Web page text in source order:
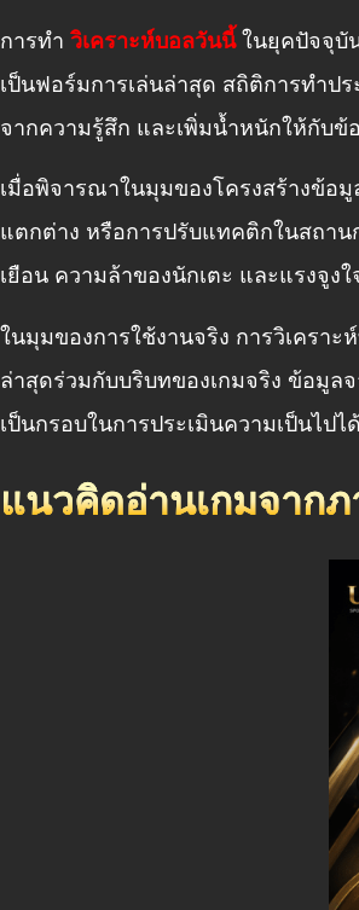
การทำ วิเคราะห์บอลวันนี้ในยุคปัจจุบั
เป็นฟอร์มการเล่นล่าสุด สถิติการทำ
จากความรู้สึก และเพิ่มน้ำหนักให้กับข้
เมื่อพิจารณาในมุมของโครงสร้างข้อ
แตกต่าง หรือการปรับแทคติกในสถา
เยือน ความล้าของนักเตะ และแรงจูง
ในมุมของการใช้งานจริง การวิเครา
ล่าสุดร่วมกับบริบทของเกมจริง ข้อมูล
เป็นกรอบในการประเมินความเป็นไป
แนวคิดอ่านเกมจาก